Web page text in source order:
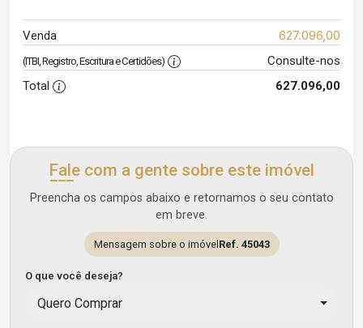
Venda 627.096,00
(ITBI, Registro, Escritura e Certidões)
Consulte-nos
Total
627.096,00
Fale com a gente sobre este imóvel
Preencha os campos abaixo e retornamos o seu contato
em breve.
Mensagem sobre o imóvel Ref. 45043
O que você deseja?
Quero Comprar